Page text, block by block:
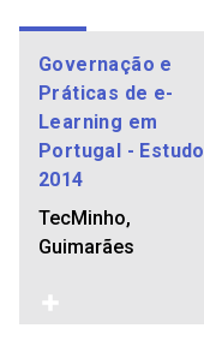
Governação e
Práticas de e-
Learning em
Portugal - Estudo
2014
TecMinho,
Guimarães